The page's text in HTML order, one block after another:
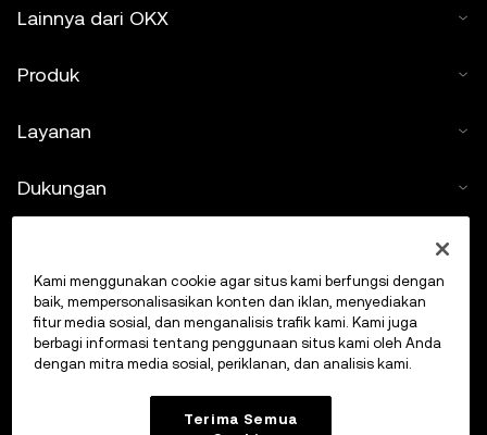
Lainnya dari OKX
Produk
Layanan
Dukungan
Kalkulator kripto
Lakukan Trading
Kami menggunakan cookie agar situs kami berfungsi dengan
baik, mempersonalisasikan konten dan iklan, menyediakan
fitur media sosial, dan menganalisis trafik kami. Kami juga
berbagi informasi tentang penggunaan situs kami oleh Anda
dengan mitra media sosial, periklanan, dan analisis kami.
Terima Semua